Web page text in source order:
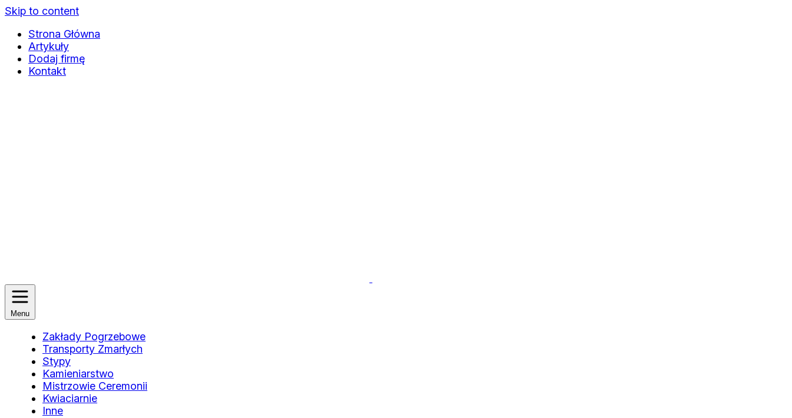
Skip to content
Strona Główna
Artykuły
Dodaj firmę
Kontakt
Menu
Zakłady Pogrzebowe
Transporty Zmarłych
Stypy
Kamieniarstwo
Mistrzowie Ceremonii
Kwiaciarnie
Inne